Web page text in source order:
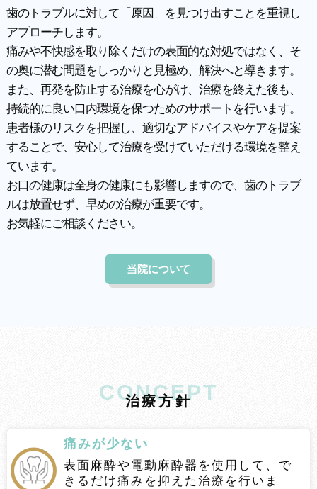
歯のトラブルに対して「原因」を見つけ出すことを重視し
アプローチします。
痛みや不快感を取り除くだけの表面的な対処ではなく、そ
の奥に潜む問題をしっかりと見極め、解決へと導きます。
また、再発を防止する治療を心がけ、治療を終えた後も、
持続的に良い口内環境を保つためのサポートを行います。
患者様のリスクを把握し、適切なアドバイスやケアを提案
することで、安心して治療を受けていただける環境を整え
ています。
お口の健康は全身の健康にも影響しますので、歯のトラブ
ルは放置せず、早めの治療が重要です。
お気軽にご相談ください。
当院について
治療方針
CONCEPT
痛みが少ない
表面麻酔や電動麻酔器を使用して、で
きるだけ痛みを抑えた治療を行いま